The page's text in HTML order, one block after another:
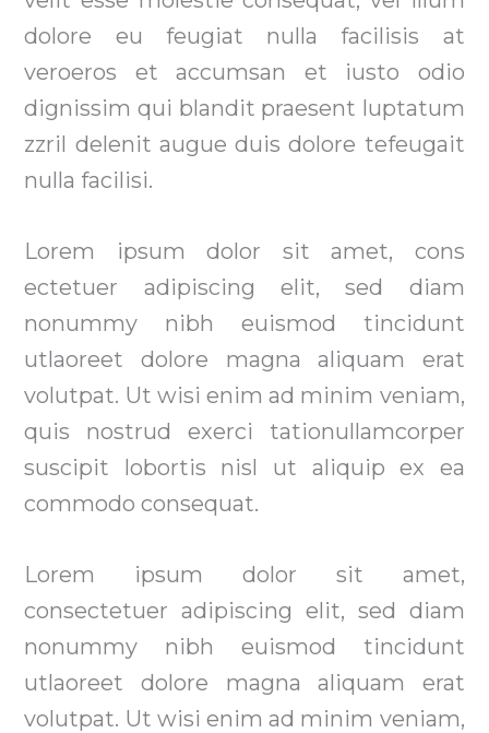
dolore eu feugiat nulla facilisis at
veroeros et accumsan et iusto odio
dignissim qui blandit praesent luptatum
zzril delenit augue duis dolore tefeugait
nulla facilisi.
Lorem ipsum dolor sit amet, cons
ectetuer adipiscing elit, sed diam
nonummy nibh euismod tincidunt
utlaoreet dolore magna aliquam erat
volutpat. Ut wisi enim ad minim veniam,
quis nostrud exerci tationullamcorper
suscipit lobortis nisl ut aliquip ex ea
commodo consequat.
Lorem ipsum dolor sit amet,
consectetuer adipiscing elit, sed diam
nonummy nibh euismod tincidunt
utlaoreet dolore magna aliquam erat
volutpat. Ut wisi enim ad minim veniam,